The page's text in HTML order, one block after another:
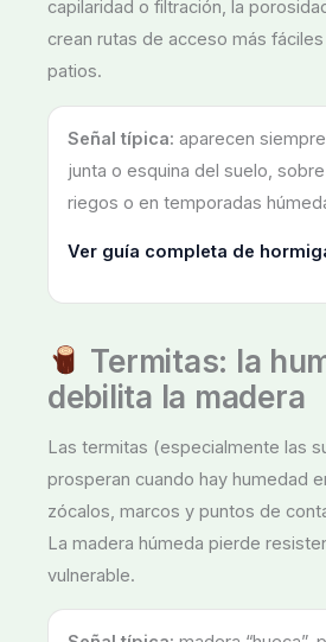
capilaridad o filtración, la
crean rutas de acceso más
patios.
Señal típica: aparecen
junta o esquina del suelo,
riegos o en temporadas
Ver guía completa de
Termitas: la
debilita la madera
Las termitas (especialmente las
prosperan cuando hay humedad
zócalos, marcos y puntos de
La madera húmeda pierde
vulnerable.